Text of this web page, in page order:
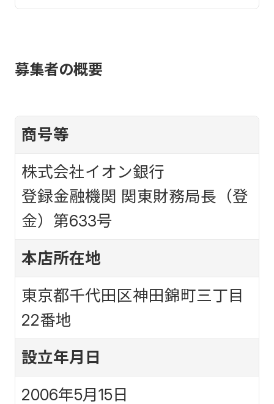
募集者の概要
商号等
株式会社イオン銀行
登録金融機関 関東財務局長（登
金）第633号
本店所在地
東京都千代田区神田錦町三丁目
22番地
設立年月日
2006年5月15日